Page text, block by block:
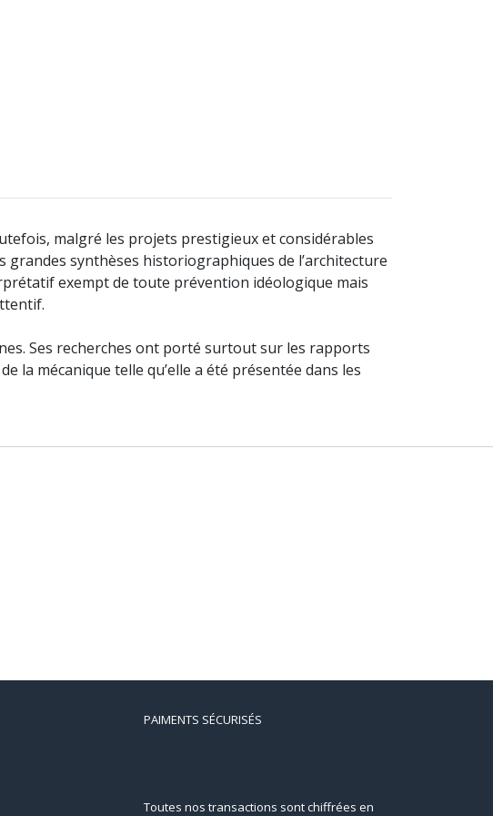
malgré les projets prestigieux et considérables
synthèses historiographiques de l’architecture
exempt de toute prévention idéologique mais
Ses recherches ont porté surtout sur les rapports
la mécanique telle qu’elle a été présentée dans les
PAIMENTS SÉCURISÉS
Toutes nos transactions sont chiffrées en